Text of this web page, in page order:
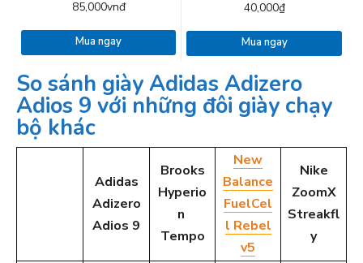
85,000vnđ
Mua ngay
40,000₫
Mua ngay
So sánh giày Adidas Adizero
Adios 9 với những đôi giày chạy
bộ khác
Adidas
Adizero
Adios 9
Brooks
Hyperio
n
Tempo
New
Balance
FuelCel
l Rebel
v5
Nike
ZoomX
Streakfl
y